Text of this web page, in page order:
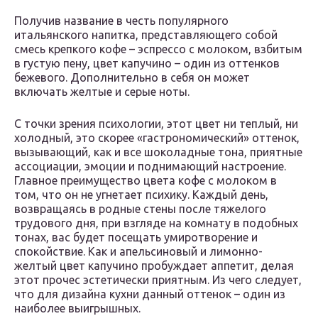
Получив название в честь популярного
итальянского напитка, представляющего собой
смесь крепкого кофе – эспрессо с молоком, взбитым
в густую пену, цвет капучино – один из оттенков
бежевого. Дополнительно в себя он может
включать желтые и серые ноты.
С точки зрения психологии, этот цвет ни теплый, ни
холодный, это скорее «гастрономический» оттенок,
вызывающий, как и все шоколадные тона, приятные
ассоциации, эмоции и поднимающий настроение.
Главное преимущество цвета кофе с молоком в
том, что он не угнетает психику. Каждый день,
возвращаясь в родные стены после тяжелого
трудового дня, при взгляде на комнату в подобных
тонах, вас будет посещать умиротворение и
спокойствие. Как и апельсиновый и лимонно-
желтый цвет капучино пробуждает аппетит, делая
этот прочес эстетически приятным. Из чего следует,
что для дизайна кухни данный оттенок – один из
наиболее выигрышных.